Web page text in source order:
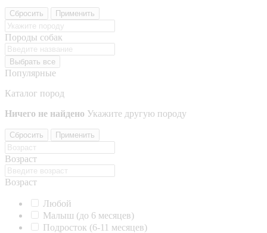
Сбросить Применить
Породы собак
Выбрать все
Популярные
Каталог пород
Ничего не найдено Укажите другую породу
Сбросить Применить
Возраст
Возраст
Любой
Малыш (до 6 месяцев)
Подросток (6-11 месяцев)